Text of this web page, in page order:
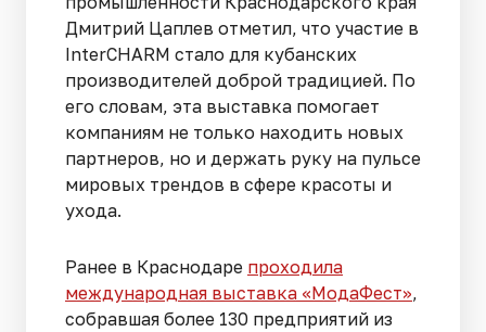
Дмитрий Цаплев отметил, что участие в
InterCHARM стало для кубанских
производителей доброй традицией. По
его словам, эта выставка помогает
компаниям не только находить новых
партнеров, но и держать руку на пульсе
мировых трендов в сфере красоты и
ухода.
Ранее в Краснодаре проходила
международная выставка «МодаФест»,
собравшая более 130 предприятий из